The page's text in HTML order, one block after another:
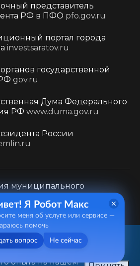
представитель
РФ в ПФО pfo.gov.ru
портал города
investsaratov.ru
государственной
gov.ru
Дума Федерального
РФ www.duma.gov.ru
России
муниципального
округа «Город
обработки
ул. Первомайская, д. 78
лучшего
опыта на нашем
Я Робот Макс
меня об услуге или сервисе —
помочь
вопрос Не сейчас